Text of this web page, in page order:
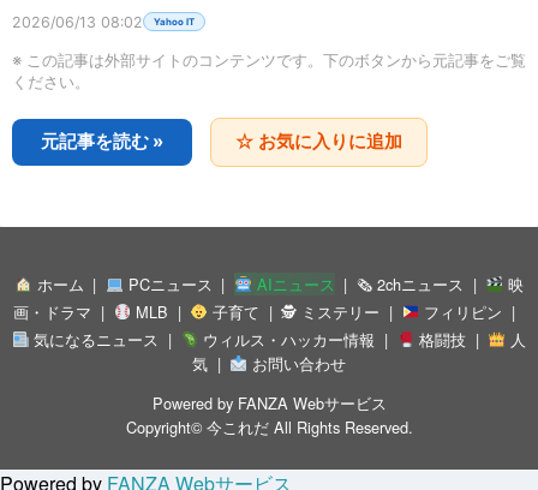
2026/06/13 08:02 Yahoo IT
※ この記事は外部サイトのコンテンツです。下のボタンから元記事をご覧
ください。
元記事を読む » ☆ お気に入りに追加
ホーム PCニュース AIニュース 🗞 2chニュース
映
画・ドラマ
MLB 子育て 🕵 ミステリー
フィリピン
気になるニュース
ウィルス・ハッカー情報 格闘技
人
気
お問い合わせ
Powered by FANZA Webサービス
Copyright© 今これだAll Rights Reserved.
Powered by FANZA Webサービス